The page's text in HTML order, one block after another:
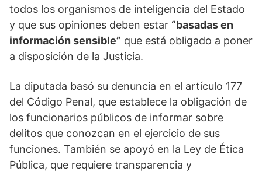
todos los organismos de inteligencia del Estado
y que sus opiniones deben estar “basadas en
información sensible” que está obligado a poner
a disposición de la Justicia.
La diputada basó su denuncia en el artículo 177
del Código Penal, que establece la obligación de
los funcionarios públicos de informar sobre
delitos que conozcan en el ejercicio de sus
funciones. También se apoyó en la Ley de Ética
Pública, que requiere transparencia y